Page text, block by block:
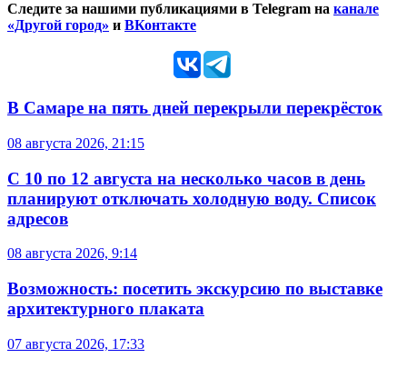
Следите за нашими публикациями в Telegram на канале
«Другой город» и ВКонтакте
В Самаре на пять дней перекрыли перекрёсток
08 августа 2026, 21:15
С 10 по 12 августа на несколько часов в день
планируют отключать холодную воду. Список
адресов
08 августа 2026, 9:14
Возможность: посетить экскурсию по выставке
архитектурного плаката
07 августа 2026, 17:33